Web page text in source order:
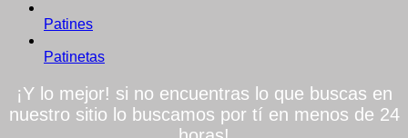
Patines
Patinetas
¡Y lo mejor! si no encuentras lo que buscas en
nuestro sitio lo buscamos por tí en menos de 24